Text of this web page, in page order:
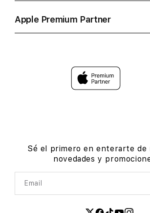
Apple Premium Partner
Sé el primero en enterarte de
novedades y
Email